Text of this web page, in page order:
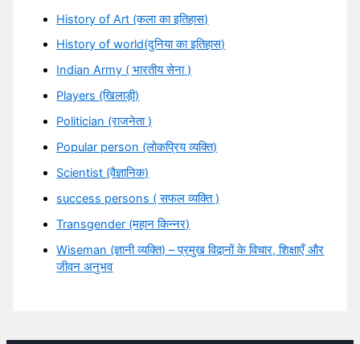
History of Art (कला का इतिहास)
History of world(दुनिया का इतिहास)
Indian Army ( भारतीय सेना )
Players (खिलाड़ी)
Politician (राजनेता )
Popular person (लोकप्रिय व्यक्ति)
Scientist (वैज्ञानिक)
success persons ( सफल व्यक्ति )
Transgender (महान किन्नर)
Wiseman (ज्ञानी व्यक्ति) – प्रमुख विद्वानों के विचार, शिक्षाएँ और
जीवन अनुभव